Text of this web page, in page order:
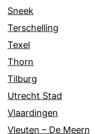
Sneek
Terschelling
Texel
Thorn
Tilburg
Utrecht Stad
Vlaardingen
Vleuten – De Meern